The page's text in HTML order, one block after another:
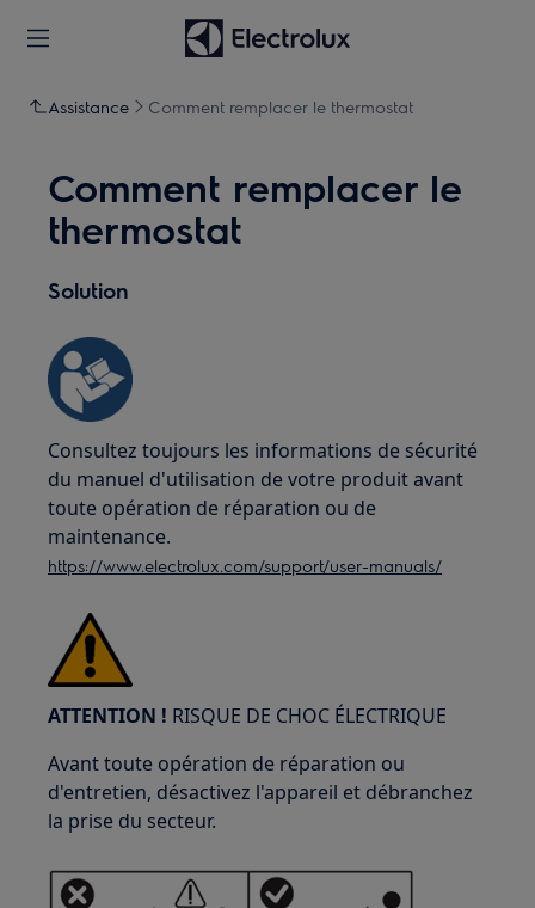
Assistance Comment remplacer le thermostat
Comment remplacer le
thermostat
Solution
Consultez toujours les informations de sécurité
du manuel d'utilisation de votre produit avant
toute opération de réparation ou de
maintenance.
https://www.electrolux.com/support/user-manuals/
ATTENTION ! RISQUE DE CHOC ÉLECTRIQUE
Avant toute opération de réparation ou
d'entretien, désactivez l'appareil et débranchez
la prise du secteur.